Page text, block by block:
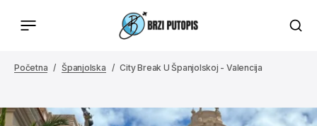
Početna Španjolska City Break U Španjolskoj - Valencija